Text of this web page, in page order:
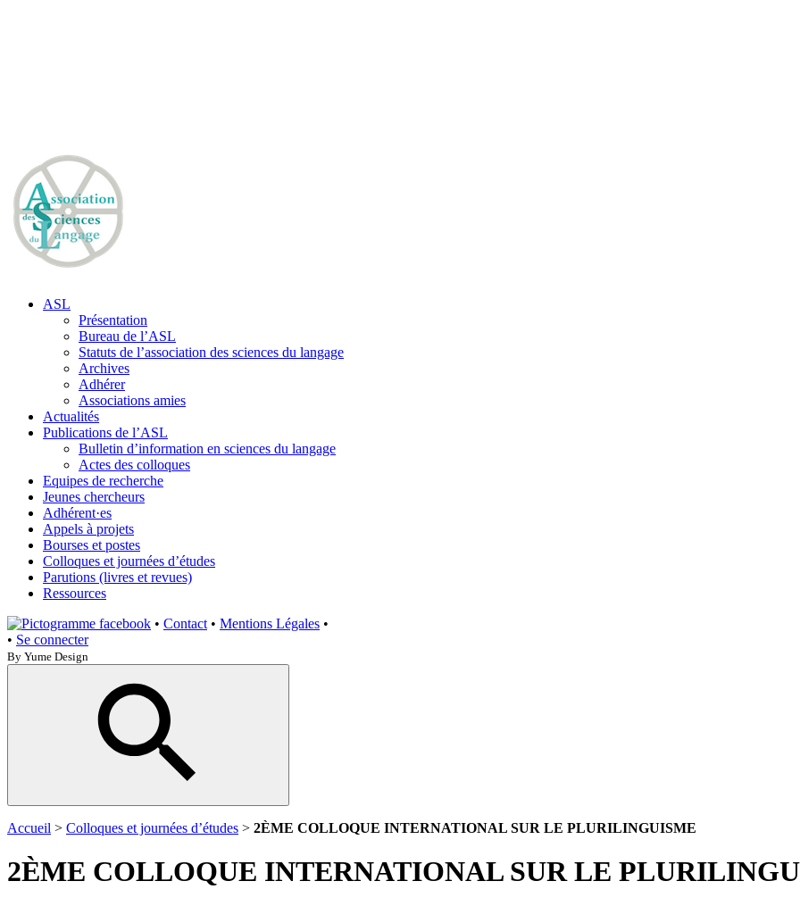
ASL
Présentation
Bureau de l’ASL
Statuts de l’association des sciences du langage
Archives
Adhérer
Associations amies
Actualités
Publications de l’ASL
Bulletin d’information en sciences du langage
Actes des colloques
Equipes de recherche
Jeunes chercheurs
Adhérent·es
Appels à projets
Bourses et postes
Colloques et journées d’études
Parutions (livres et revues)
Ressources
• Contact • Mentions Légales •
• Se connecter
By Yume Design
Accueil > Colloques et journées d’études > 2ÈME COLLOQUE INTERNATIONAL SUR LE PLURILINGUISME
2ÈME COLLOQUE INTERNATIONAL SUR LE